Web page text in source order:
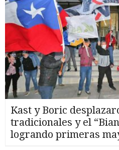
Kast y Boric
tradicionales y el
logrando primeras